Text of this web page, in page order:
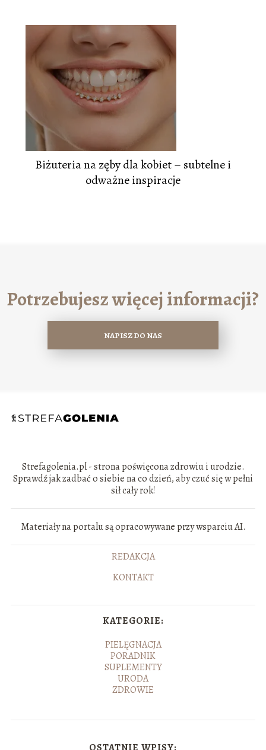
Biżuteria na zęby dla kobiet – subtelne i
odważne inspiracje
Potrzebujesz więcej informacji?
NAPISZ DO NAS
Strefagolenia.pl - strona poświęcona zdrowiu i urodzie.
Sprawdź jak zadbać o siebie na co dzień, aby czuć się w pełni
sił cały rok!
Materiały na portalu są opracowywane przy wsparciu AI.
REDAKCJA
KONTAKT
KATEGORIE:
PIELĘGNACJA
PORADNIK
SUPLEMENTY
URODA
ZDROWIE